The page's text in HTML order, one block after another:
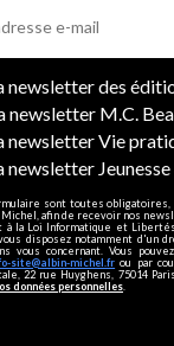
newsletter des
newsletter M.C.
newsletter Vie
newsletter
sont toutes
afin de recevoir nos
à la Loi Informatique et
disposez notamment d'un
vous concernant. Vous
site@albin-michel.fr ou par
22 rue Huyghens, 75014
données personnelles